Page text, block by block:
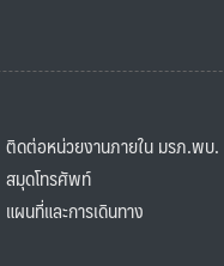
ต่อหน่วยงานภายใน มรภ.พบ.
ดโทรศัพท์
นที่และการเดินทาง